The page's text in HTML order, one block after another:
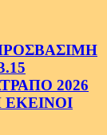
2026
ΕΚΕΙΝΟΙ